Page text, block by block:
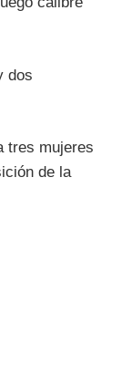
dos
tres mujeres
de la